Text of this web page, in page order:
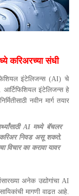
करिअरच्या संधी
इंटेलिजन्स (AI) चे
इंटेलिजन्स हे
नवीन मार्ग तयार
AI मध्ये बॅचलर
निवड असू शकते.
विचार का करावा यावर
अनेक उद्योगांचा AI
मागणी वाढत आहे.